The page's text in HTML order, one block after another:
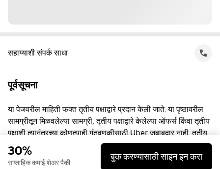
सहाय्याशी संपर्क साधा
पूर्वसूचना
या पेजवरील माहिती फक्त तृतीय पक्षाद्वारे प्रदान केली जाते. या पृष्ठावरील
सामग्रीतून मिळवलेल्या सामग्री, तृतीय पक्षाद्वारे केलेल्या ऑफर्स किंवा तृतीय
पक्षाशी त्यानंतरच्या कोणत्याही गुंतवणूकीसाठी Uber जबाबदार नाही. तृतीय
पक्षाशी व्यस्त असताना, तुम्ही त्यांच्याशी थेट करार करता, ज्यासाठी Uber हा
पक्ष नाही. प्रश्नांसाठी, कृपया तृतीय पक्षाशी थेट संपर्क साधा.
30%
साप्ताहिक कमाई शेअर पैकी
बुक करण्यासाठी साइन इन करा